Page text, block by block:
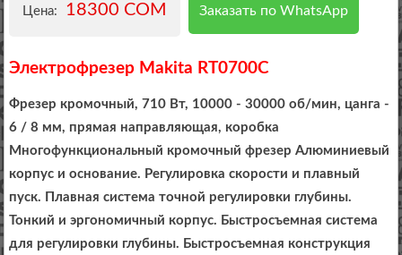
Цена: 18300 COM Заказать по WhatsApp
Электрофрезер Makita RT0700C
Фрезер кромочный, 710 Вт, 10000 - 30000 об/мин, цанга -
6 / 8 мм, прямая направляющая, коробка
Многофункциональный кромочный фрезер Алюминиевый
корпус и основание. Регулировка скорости и плавный
пуск. Плавная система точной регулировки глубины.
Тонкий и эргономичный корпус. Быстросъемная система
для регулировки глубины. Быстросъемная конструкция